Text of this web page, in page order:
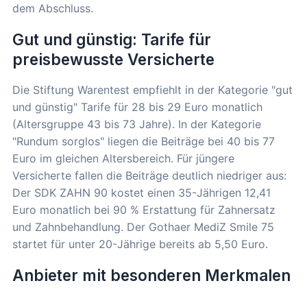
dem Abschluss.
Gut und günstig: Tarife für
preisbewusste Versicherte
Die Stiftung Warentest empfiehlt in der Kategorie "gut
und günstig" Tarife für 28 bis 29 Euro monatlich
(Altersgruppe 43 bis 73 Jahre). In der Kategorie
"Rundum sorglos" liegen die Beiträge bei 40 bis 77
Euro im gleichen Altersbereich. Für jüngere
Versicherte fallen die Beiträge deutlich niedriger aus:
Der SDK ZAHN 90 kostet einen 35-Jährigen 12,41
Euro monatlich bei 90 % Erstattung für Zahnersatz
und Zahnbehandlung. Der Gothaer MediZ Smile 75
startet für unter 20-Jährige bereits ab 5,50 Euro.
Anbieter mit besonderen Merkmalen